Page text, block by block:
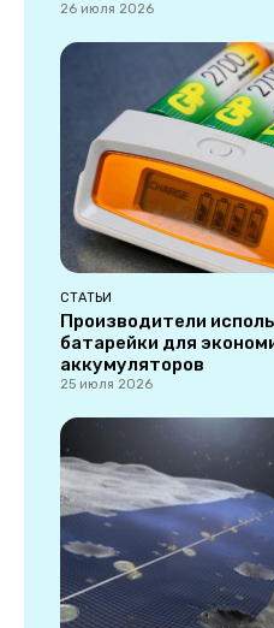
26 июля 2026
СТАТЬИ
Производители
батарейки для
аккумуляторов
25 июля 2026